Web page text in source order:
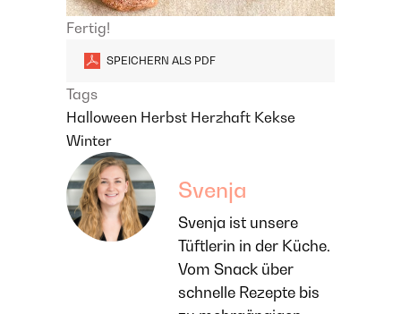
Fertig!
SPEICHERN ALS PDF
Tags
Halloween Herbst Herzhaft Kekse
Winter
Svenja
Svenja ist unsere
Tüftlerin in der Küche.
Vom Snack über
schnelle Rezepte bis